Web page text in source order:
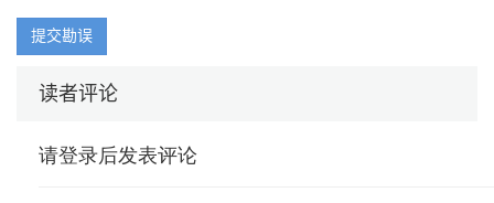
8. 保持PPT 中图片的质量 / 30
11. 无敌笔刷 / 30
14. 美图备份 / 32
提交勘误
读者评论